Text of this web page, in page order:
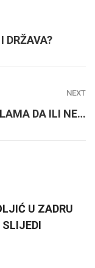
DRŽAVA?
NEXT
DA ILI NE…
U ZADRU
SLIJEDI